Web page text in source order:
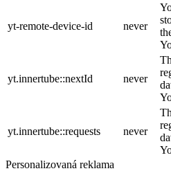
yt-remote-device-id never
yt.innertube::nextId never
yt.innertube::requests never
Personalizovaná reklama